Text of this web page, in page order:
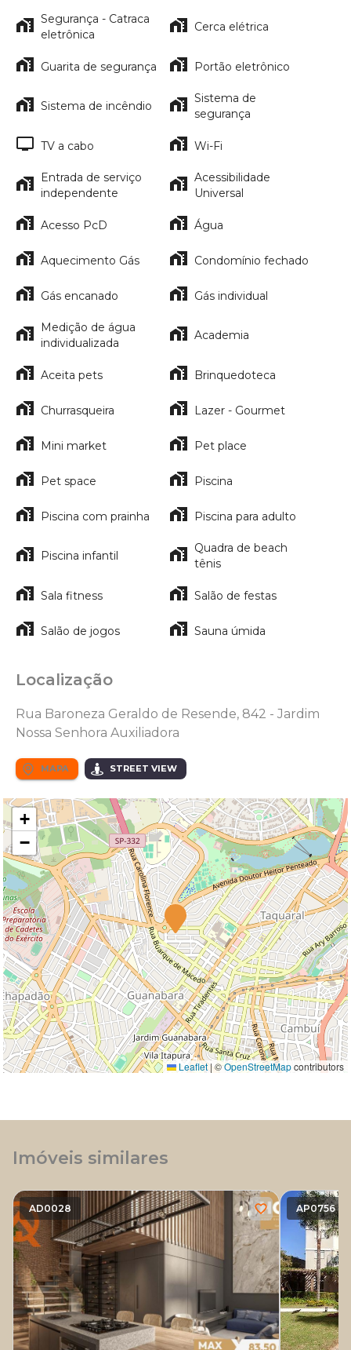
Segurança - Catraca
eletrônica
Cerca elétrica
Guarita de segurança Portão eletrônico
Sistema de incêndio
Sistema de
segurança
TV a cabo Wi-Fi
Entrada de serviço
independente
Acessibilidade
Universal
Acesso PcD Água
Aquecimento Gás Condomínio fechado
Gás encanado Gás individual
Medição de água
individualizada
Academia
Aceita pets Brinquedoteca
Churrasqueira Lazer - Gourmet
Mini market Pet place
Pet space Piscina
Piscina com prainha Piscina para adulto
Piscina infantil
Quadra de beach
tênis
Sala fitness Salão de festas
Salão de jogos Sauna úmida
Localização
Rua Baroneza Geraldo de Resende, 842 - Jardim
Nossa Senhora Auxiliadora
MAPA STREET VIEW
+
−
Leaflet|©OpenStreetMapcontributors
Imóveis similares
AD0028 AP0756